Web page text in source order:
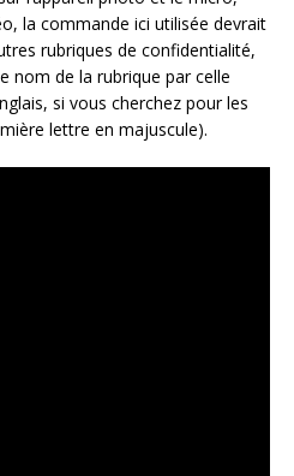
la commande ici utilisée devrait
rubriques de confidentialité,
nom de la rubrique par celle
si vous cherchez pour les
lettre en majuscule).